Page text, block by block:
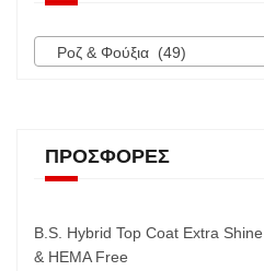
Ροζ & Φούξια (49)
ΠΡΟΣΦΟΡΈΣ
B.S. Hybrid Top Coat Extra
& HEMA Free